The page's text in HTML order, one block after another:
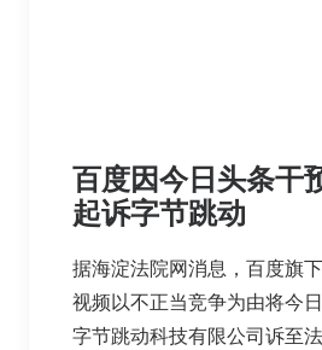
百度因今日头条干
起诉字节跳动
据海淀法院网消息，百度旗
视频以不正当竞争为由将今
字节跳动科技有限公司诉至